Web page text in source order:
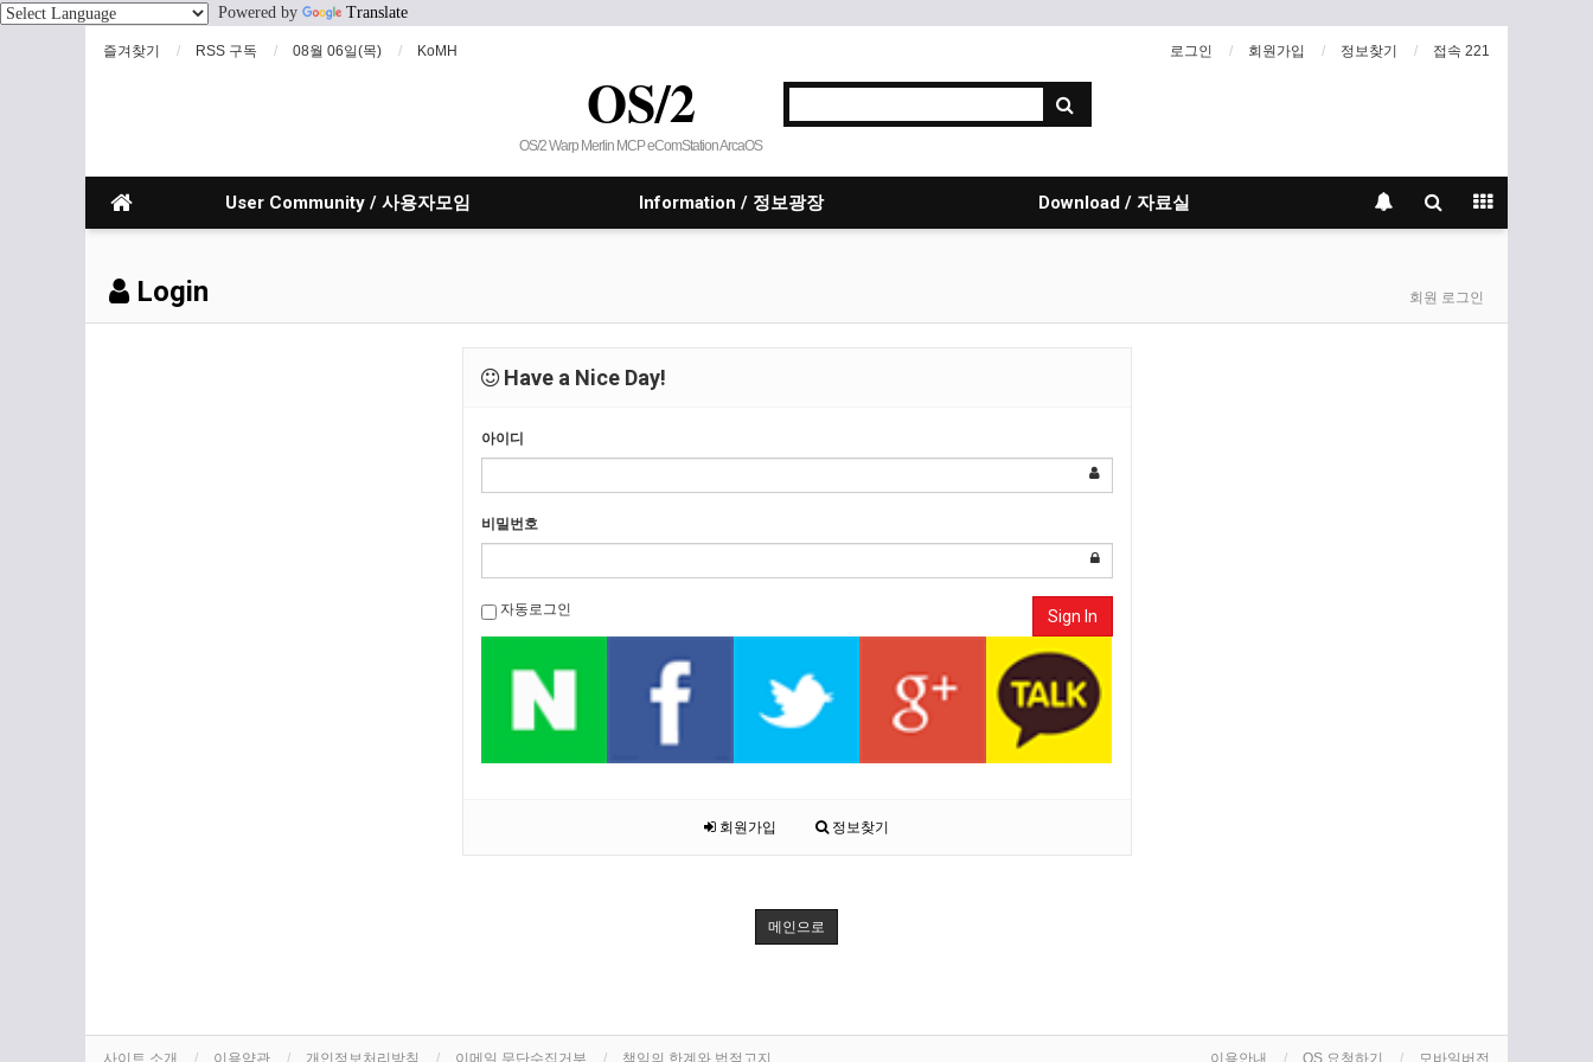
Powered by Translate
즐겨찾기 RSS 구독 08월 06일(목) KoMH 로그인 회원가입 정보찾기 접속 221
OS/2
OS/2 Warp Merlin MCP eComStation ArcaOS
User Community / 사용자모임 Information / 정보광장 Download / 자료실
Login 회원 로그인
Have a Nice Day!
아이디
비밀번호
자동로그인 Sign In
회원가입 정보찾기
메인으로
사이트 소개 이용약관 개인정보처리방침 이메일 무단수집거부 책임의 한계와 법적고지 이용안내 OS 요청하기 모바일버전